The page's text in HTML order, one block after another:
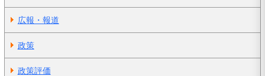
広報・報道
政策
政策評価